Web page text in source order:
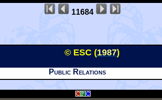
11684
© ESC (1987)
Public Relations